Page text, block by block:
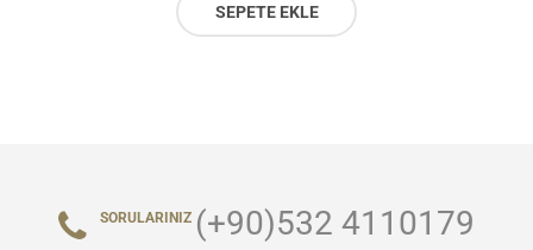
SEPETE EKLE
SORULARINIZ (+90)532 4110179